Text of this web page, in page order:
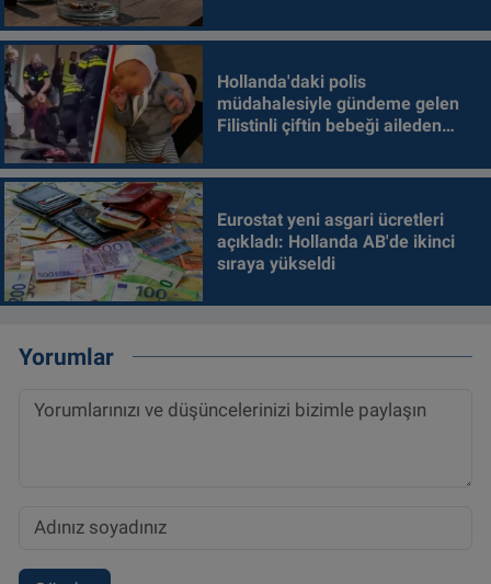
Hollanda'daki polis
müdahalesiyle gündeme gelen
Filistinli çiftin bebeği aileden
Eurostat yeni asgari ücretleri
açıkladı: Hollanda AB'de ikinci
sıraya yükseldi
Yorumlar